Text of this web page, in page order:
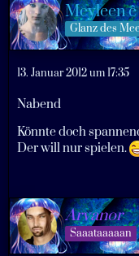
Meyleen
Glanz des
13. Januar 2012 um 17:35
Nabend
Könnte doch
Der will nur spielen.
Arvanor
Saaataaaaan